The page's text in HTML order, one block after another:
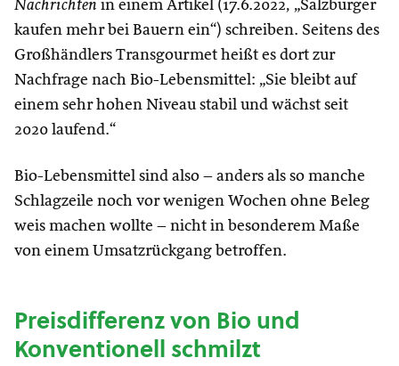
Nachrichten in einem Artikel (17.6.2022, „Salzburger
kaufen mehr bei Bauern ein“) schreiben. Seitens des
Großhändlers Transgourmet heißt es dort zur
Nachfrage nach Bio-Lebensmittel: „Sie bleibt auf
einem sehr hohen Niveau stabil und wächst seit
2020 laufend.“
Bio-Lebensmittel sind also – anders als so manche
Schlagzeile noch vor wenigen Wochen ohne Beleg
weis machen wollte – nicht in besonderem Maße
von einem Umsatzrückgang betroffen.
Preisdifferenz von Bio und
Konventionell schmilzt